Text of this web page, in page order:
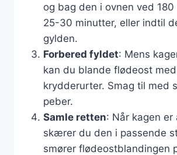
og bag den i ovnen ved
25-30 minutter, eller indtil
gylden.
Forbered fyldet: Mens
kan du blande flødeost
krydderurter. Smag til med
peber.
Samle retten: Når kagen er
skærer du den i passende
smører flødeostblandingen